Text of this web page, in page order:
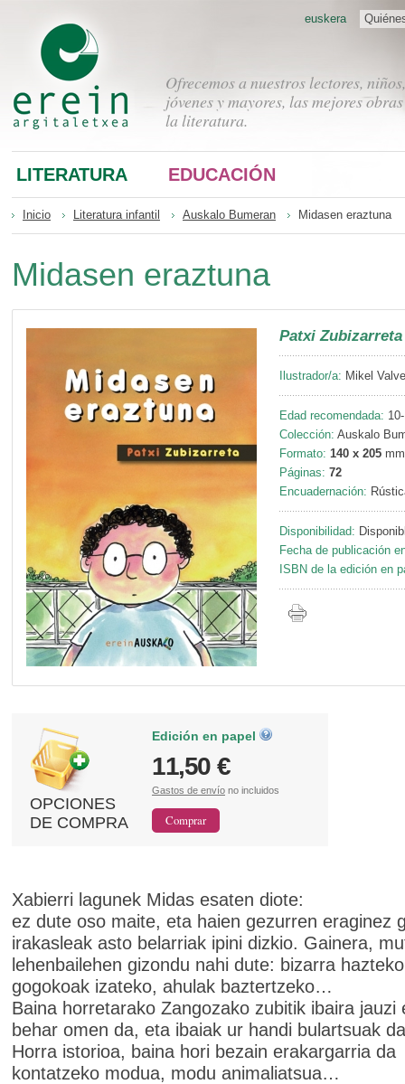
Ofrecemos a nuestros lectores, niños,
jóvenes y mayores, las mejores
la literatura.
euskera
LITERATURA EDUCACIÓN
Inicio Literatura infantil Auskalo Bumeran Midasen eraztuna
Midasen eraztuna
Patxi Zubizarreta
Ilustrador/a: Mikel
Edad recomendada:
Colección: Auskalo
Formato: 140 x 205 mm
Páginas: 72
Encuadernación:
Disponibilidad:
Fecha de publicación
ISBN de la edición en
OPCIONES
DE COMPRA
Edición en papel
11,50 €
Gastos de envío no incluidos
Xabierri lagunek Midas esaten diote:
ez dute oso maite, eta haien gezurren eraginez
irakasleak asto belarriak ipini dizkio. Gainera,
lehenbailehen gizondu nahi dute: bizarra
gogokoak izateko, ahulak baztertzeko…
Baina horretarako Zangozako zubitik ibaira jauzi
behar omen da, eta ibaiak ur handi bulartsuak
Horra istorioa, baina hori bezain erakargarria da
kontatzeko modua, modu animaliatsua…